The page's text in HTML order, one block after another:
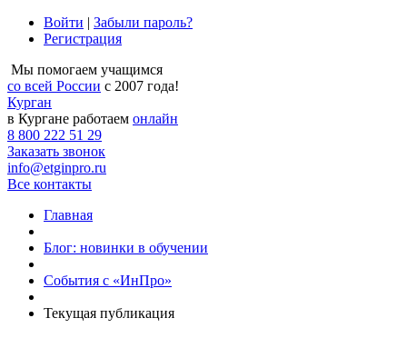
Войти | Забыли пароль?
Регистрация
Мы помогаем учащимся
со всей России с 2007 года!
Курган
в Кургане работаем онлайн
8 800 222 51 29
Заказать звонок
info@etginpro.ru
Все контакты
Главная
Блог: новинки в обучении
События с «ИнПро»
Текущая публикация